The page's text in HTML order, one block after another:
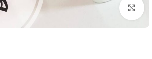
بزرگنمایی تصویر